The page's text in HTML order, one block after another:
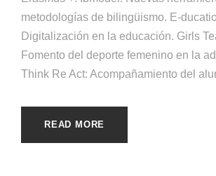
metodologías de bilingüismo. E-
Digitalización en la educación. Girls
Fomento del deporte femenino en la
Think Re Act: Acompañamiento del
READ MORE